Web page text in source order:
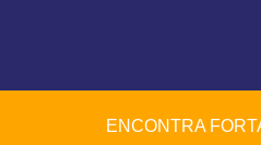
ENCONTRA